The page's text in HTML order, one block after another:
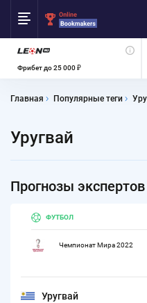
Фрибет до 25 000 ₽
Главная Популярные теги
Уругвай
Прогнозы экспертов
ФУТБОЛ
Чемпионат Мира 2022
Уругвай